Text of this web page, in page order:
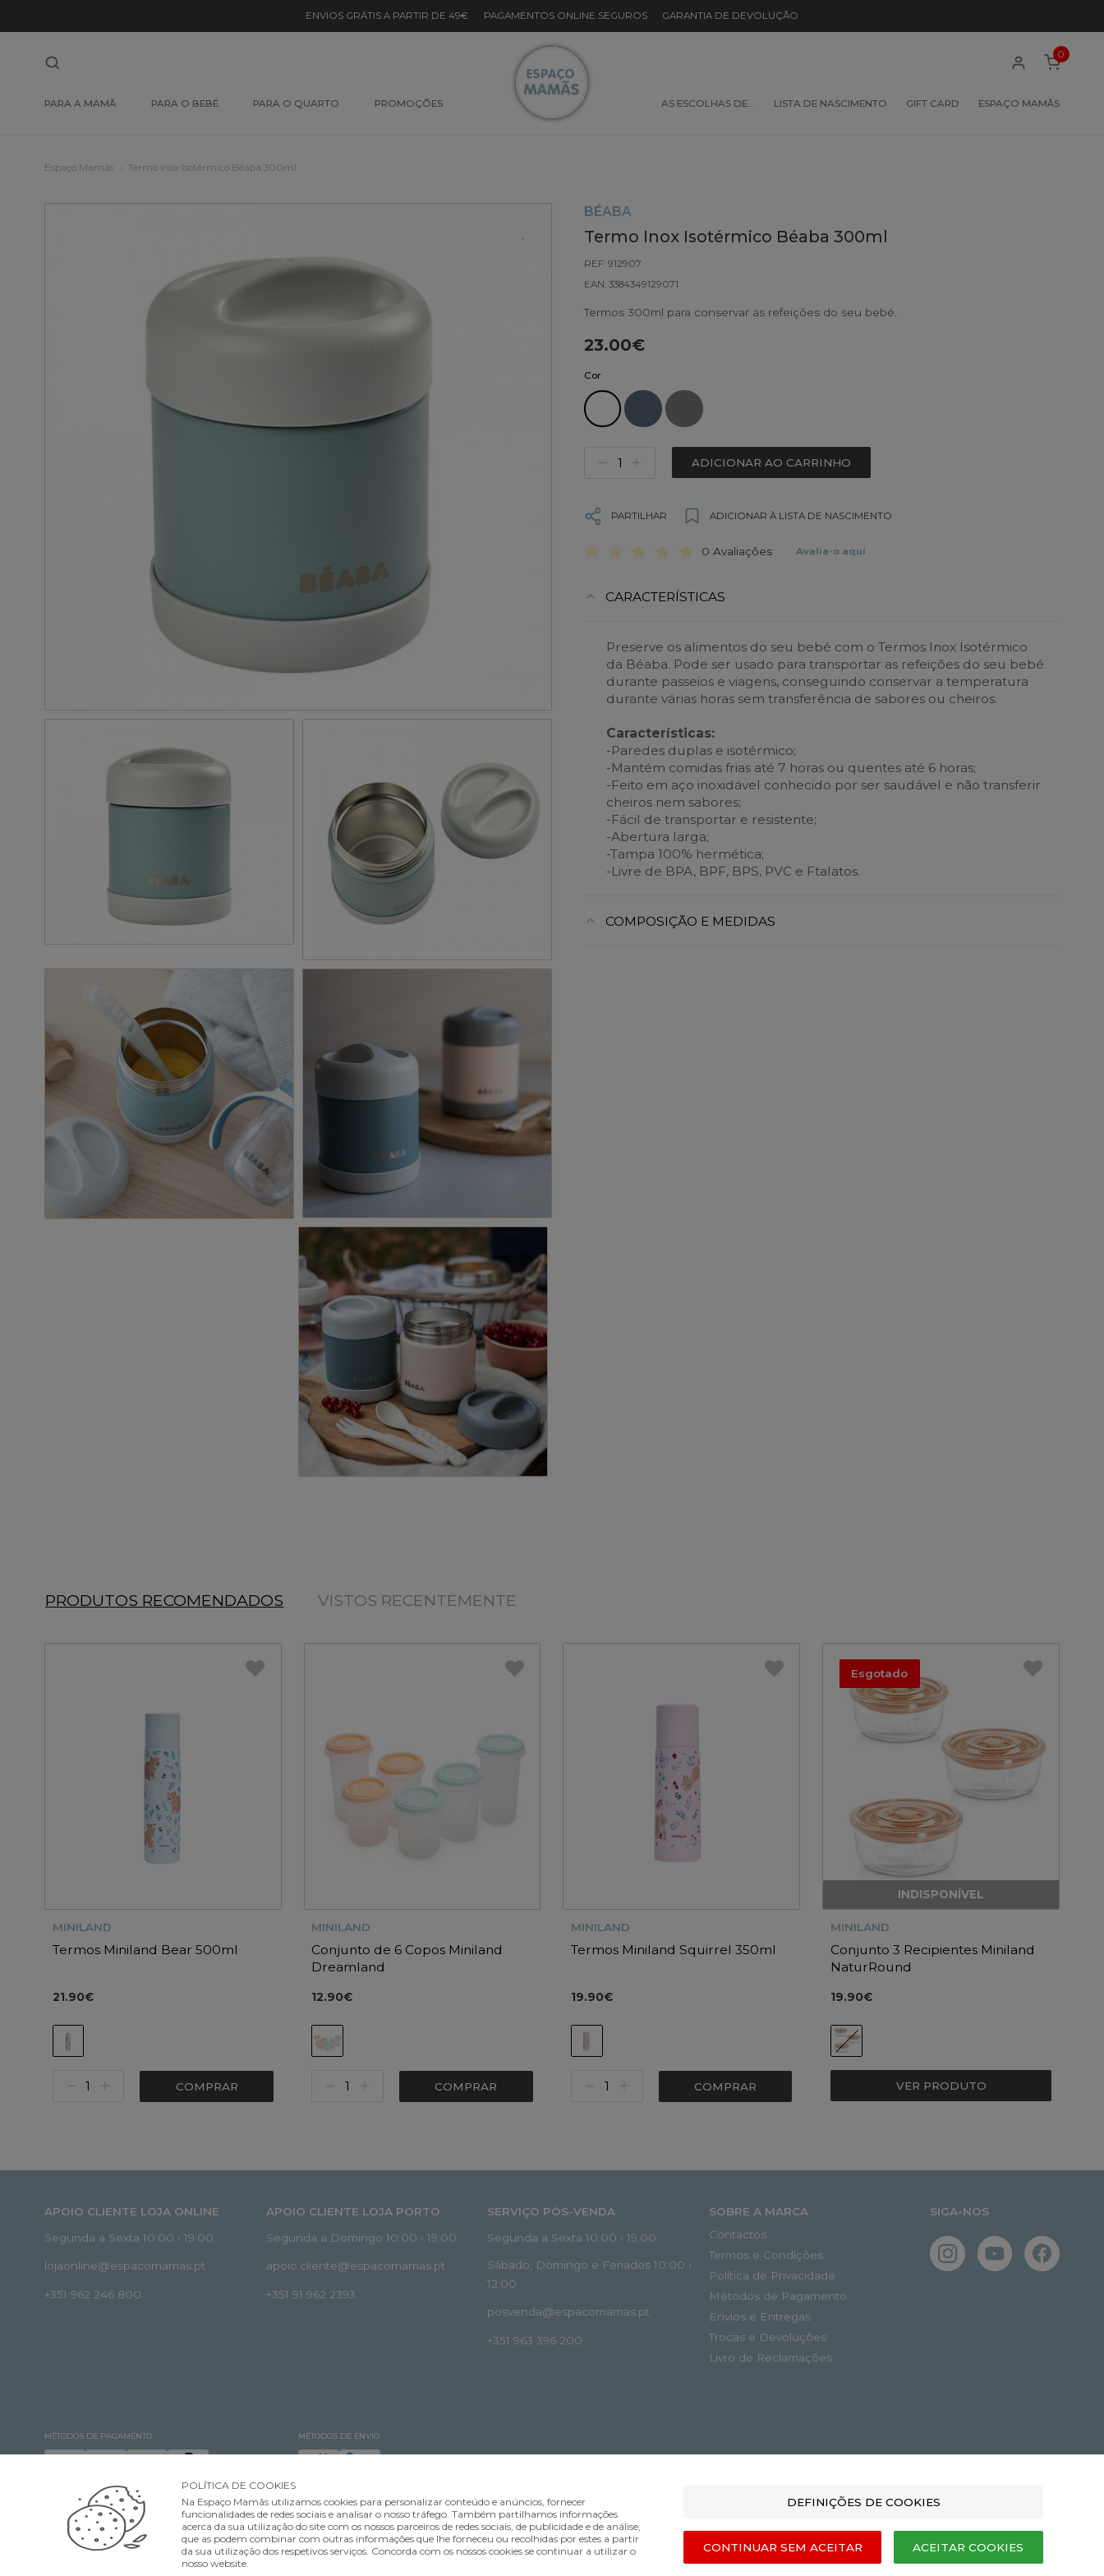
ENVIOS GRÁTIS A PARTIR DE 49€ · PAGAMENTOS ONLINE SEGUROS · GARANTIA DE DEVOLUÇÃO
PARA A MAMÃ PARA O BEBÉ PARA O QUARTO PROMOÇÕES AS ESCOLHAS DE… LISTA DE NASCIMENTO GIFT CARD ESPAÇO MAMÃS
0
Espaço Mamãs Termo Inox Isotérmico Béaba 300ml
BÉABA
Termo Inox Isotérmico Béaba 300ml
REF: 912907
EAN: 3384349129071
Termos 300ml para conservar as refeições do seu bebé.
23.00€
Cor
ADICIONAR AO CARRINHO
PARTILHAR ADICIONAR À LISTA DE NASCIMENTO
0 Avaliações Avalia-o aqui
CARACTERÍSTICAS
Preserve os alimentos do seu bebé com o Termos Inox Isotérmico
da Béaba. Pode ser usado para transportar as refeições do seu bebé
durante passeios e viagens, conseguindo conservar a temperatura
durante várias horas sem transferência de sabores ou cheiros.
Características:
-Paredes duplas e isotérmico;
-Mantém comidas frias até 7 horas ou quentes até 6 horas;
-Feito em aço inoxidável conhecido por ser saudável e não transferir
cheiros nem sabores;
-Fácil de transportar e resistente;
-Abertura larga;
-Tampa 100% hermética;
-Livre de BPA, BPF, BPS, PVC e Ftalatos.
COMPOSIÇÃO E MEDIDAS
PRODUTOS RECOMENDADOS VISTOS RECENTEMENTE
MINILAND
Termos Miniland Bear 500ml
21.90€
COMPRAR
MINILAND
Conjunto de 6 Copos Miniland
Dreamland
12.90€
COMPRAR
MINILAND
Termos Miniland Squirrel 350ml
19.90€
COMPRAR
Esgotado
INDISPONÍVEL
MINILAND
Conjunto 3 Recipientes Miniland
NaturRound
19.90€
VER PRODUTO
APOIO CLIENTE LOJA ONLINE
Segunda a Sexta 10:00 › 19:00
lojaonline@espacomamas.pt
+351 962 246 800
APOIO CLIENTE LOJA PORTO
Segunda a Domingo 10:00 › 19:00
apoio.cliente@espacomamas.pt
+351 91 962 2393
SERVIÇO PÓS-VENDA
Segunda a Sexta 10:00 › 19:00
Sábado, Domingo e Feriados 10:00 ›
12:00
posvenda@espacomamas.pt
+351 963 396 200
SOBRE A MARCA
Contactos
Termos e Condições
Política de Privacidade
Métodos de Pagamento
Envios e Entregas
Trocas e Devoluções
Livro de Reclamações
SIGA-NOS
MÉTODOS DE PAGAMENTO MÉTODOS DE ENVIO
©Espaço Mamãs. Todos os direitos reservados Designed & developed byBsolus.pt
POLÍTICA DE COOKIES
Na Espaço Mamãs utilizamos cookies para personalizar conteúdo e anúncios, fornecer
funcionalidades de redes sociais e analisar o nosso tráfego. Também partilhamos informações
acerca da sua utilização do site com os nossos parceiros de redes sociais, de publicidade e de análise,
que as podem combinar com outras informações que lhe forneceu ou recolhidas por estes a partir
da sua utilização dos respetivos serviços. Concorda com os nossos cookies se continuar a utilizar o
nosso website.
DEFINIÇÕES DE COOKIES
CONTINUAR SEM ACEITAR ACEITAR COOKIES